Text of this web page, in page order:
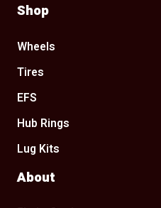
Shop
Wheels
Tires
EFS
Hub Rings
Lug Kits
About